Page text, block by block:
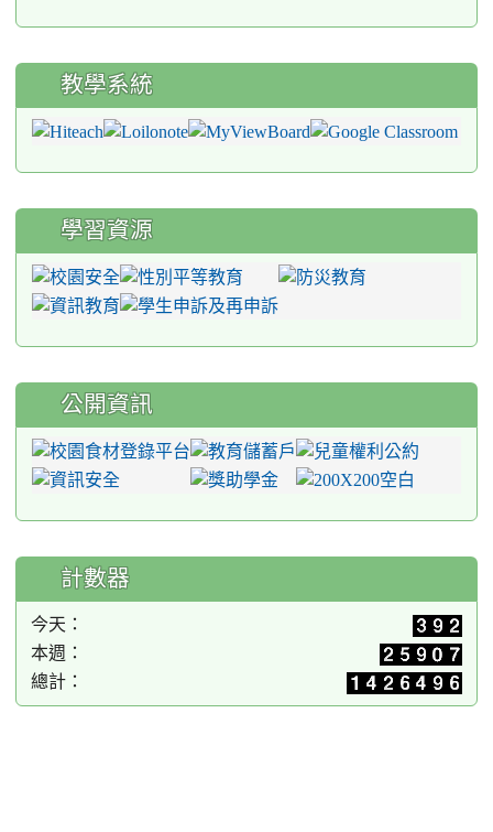
教學系統
學習資源
公開資訊
計數器
今天：
本週：
總計：